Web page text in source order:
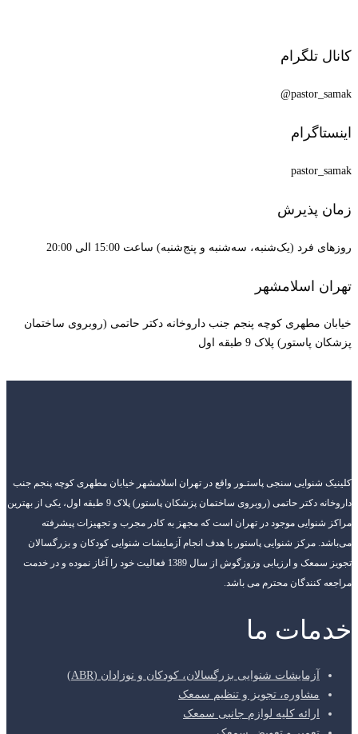
کانال تلگرام
pastor_samak@
اینستاگرام
pastor_samak
زمان پذیرش
روزهای فرد (یک‌شنبه، سه‌شنبه و پنج‌شنبه) ساعت 15:00 الی 20:00
تهران اسلامشهر
خیابان مطهری کوچه پنجم جنب داروخانه دکتر حاتمی (روبروی ساختمان
پزشکان پاستور) پلاک 9 طبقه اول
کلینیک شنوایی سنجی پاستـور واقع در تهران اسلامشهر خیابان مطهری کوچه پنجم جنب
داروخانه دکتر حاتمی (روبروی ساختمان پزشکان پاستور) پلاک 9 طبقه اول، یکی از بهترین
مراکز شنوایی موجود در تهران است که مجهز به کادر مجرب و تجهیزات پیشرفته
می‌باشد. مرکز شنوایی پاستور با هدف انجام آزمایشات شنوایی کودکان و بزرگسالان
تجویز سمعک و ارزیابی وزوزگوش از سال 1389 فعالیت خود را آغاز نموده و در خدمت
مراجعه کنندگان محترم می باشد.
خدمات ما
آزمایشات شنوایی بزرگسالان، کودکان و نوزادان (ABR)
مشاوره، تجویز و تنظیم سمعک
ارائه کلیه لوازم جانبی سمعک